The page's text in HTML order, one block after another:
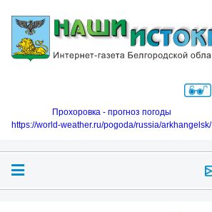
Прохоровка - прогноз погоды
https://world-weather.ru/pogoda/russia/arkhangelsk/